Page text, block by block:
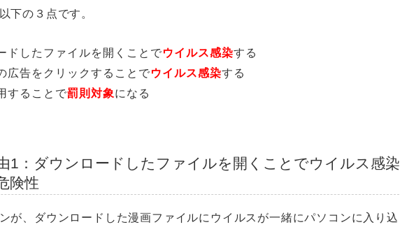
下の３点です。
ドしたファイルを開くことでウイルス感染する
広告をクリックすることでウイルス感染する
することで罰則対象になる
1：ダウンロードしたファイルを開くことでウイルス感染
険性
が、ダウンロードした漫画ファイルにウイルスが一緒にパソコンに入り込